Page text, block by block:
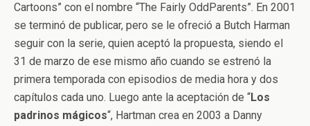
Cartoons” con el nombre “The Fairly OddParents”. En 2001
se terminó de publicar, pero se le ofreció a Butch Harman
seguir con la serie, quien aceptó la propuesta, siendo el
31 de marzo de ese mismo año cuando se estrenó la
primera temporada con episodios de media hora y dos
capítulos cada uno. Luego ante la aceptación de “Los
padrinos mágicos“, Hartman crea en 2003 a Danny